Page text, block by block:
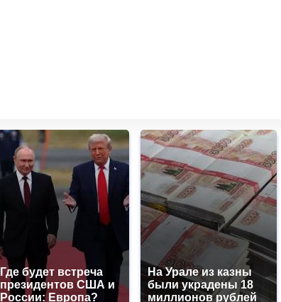
Где будет встреча
президентов США и
России: Европа?
На Урале из казны
были украдены 18
миллионов рублей